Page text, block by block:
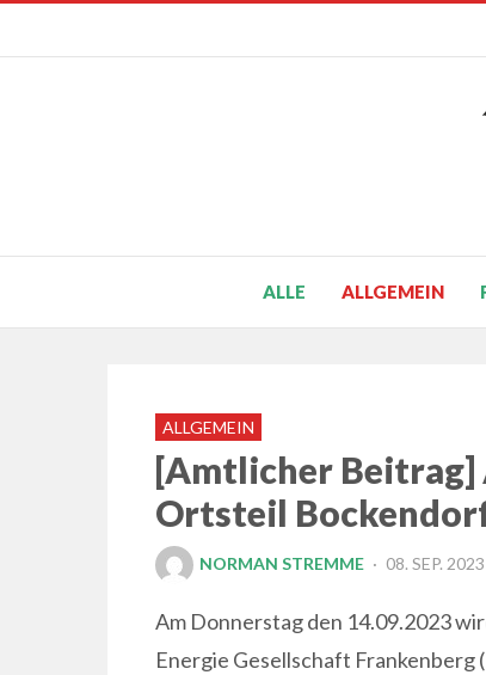
ALLE ALLGEMEIN
ALLGEMEIN
[Amtlicher Beitrag]
Ortsteil
NORMAN STREMME
POSTED
08. SEP. 2023
Am Donnerstag den 14.09.2023
Energie Gesellschaft Frankenberg